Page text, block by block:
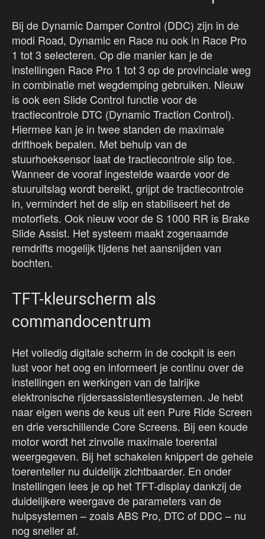
Bij de Dynamic Damper Control (DDC) zijn in de
modi Road, Dynamic en Race nu ook in Race Pro
1 tot 3 selecteren. Op die manier kan je de
instellingen Race Pro 1 tot 3 op de provinciale weg
in combinatie met wegdemping gebruiken. Nieuw
is ook een Slide Control functie voor de
tractiecontrole DTC (Dynamic Traction Control).
Hiermee kan je in twee standen de maximale
drifthoek bepalen. Met behulp van de
stuurhoeksensor laat de tractiecontrole slip toe.
Wanneer de vooraf ingestelde waarde voor de
stuuruitslag wordt bereikt, grijpt de tractiecontrole
in, vermindert het de slip en stabiliseert het de
motorfiets. Ook nieuw voor de S 1000 RR is Brake
Slide Assist. Het systeem maakt zogenaamde
remdrifts mogelijk tijdens het aansnijden van
bochten.
TFT-kleurscherm als
commandocentrum
Het volledig digitale scherm in de cockpit is een
lust voor het oog en informeert je continu over de
instellingen en werkingen van de talrijke
elektronische rijdersassistentiesystemen. Je hebt
naar eigen wens de keus uit een Pure Ride Screen
en drie verschillende Core Screens. Bij een koude
motor wordt het zinvolle maximale toerental
weergegeven. Bij het schakelen knippert de gehele
toerenteller nu duidelijk zichtbaarder. En onder
Instellingen lees je op het TFT-display dankzij de
duidelijkere weergave de parameters van de
hulpsystemen – zoals ABS Pro, DTC of DDC – nu
nog sneller af.